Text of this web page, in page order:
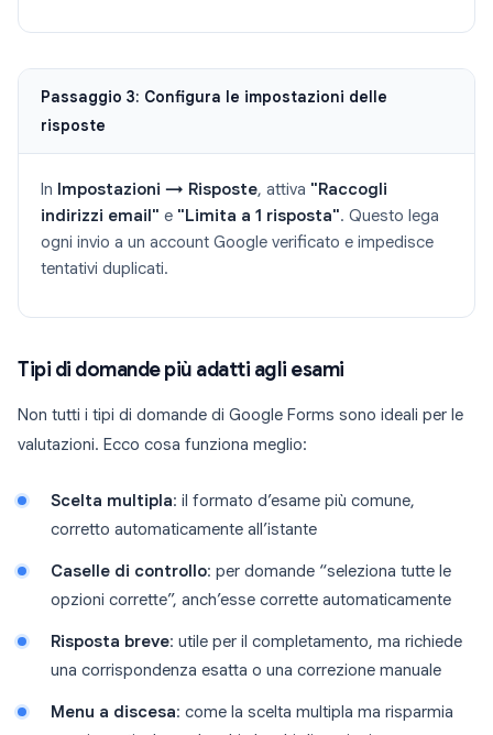
Passaggio 3: Configura le impostazioni delle
risposte
In Impostazioni → Risposte, attiva "Raccogli
indirizzi email" e "Limita a 1 risposta". Questo lega
ogni invio a un account Google verificato e impedisce
tentativi duplicati.
Tipi di domande più adatti agli esami
Non tutti i tipi di domande di Google Forms sono ideali per le
valutazioni. Ecco cosa funziona meglio:
Scelta multipla: il formato d’esame più comune,
corretto automaticamente all’istante
Caselle di controllo: per domande “seleziona tutte le
opzioni corrette”, anch’esse corrette automaticamente
Risposta breve: utile per il completamento, ma richiede
una corrispondenza esatta o una correzione manuale
Menu a discesa: come la scelta multipla ma risparmia